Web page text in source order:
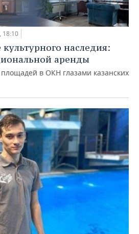
18:10
наследия:
аренды
в ОКН глазами казанских